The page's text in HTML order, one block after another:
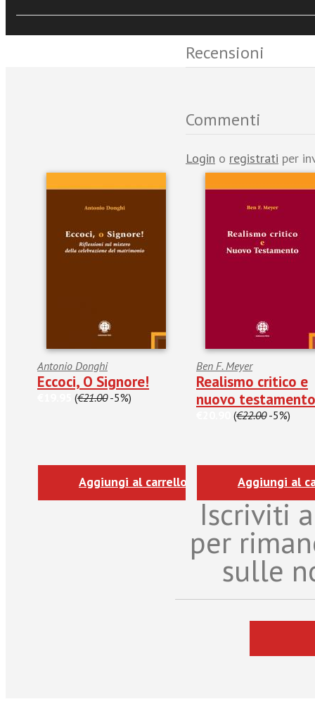
Recensioni
Commenti
Login o registrati per
Antonio Donghi
Eccoci, O Signore!
(€21.00-5%)
Aggiungi al carrello
Ben F. Meyer
Realismo critico e
nuovo testamento
(€22.00-5%)
Aggiungi al
Iscriviti
per
sulle